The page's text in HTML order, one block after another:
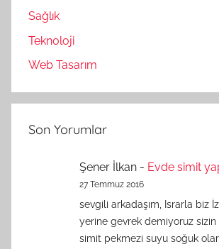
Sağlık
Teknoloji
Web Tasarım
Son Yorumlar
Şener İlkan - Evde simit
27 Temmuz 2016
sevgili arkadaşım, Israrla biz
yerine gevrek demiyoruz
simit pekmezi suyu soğuk